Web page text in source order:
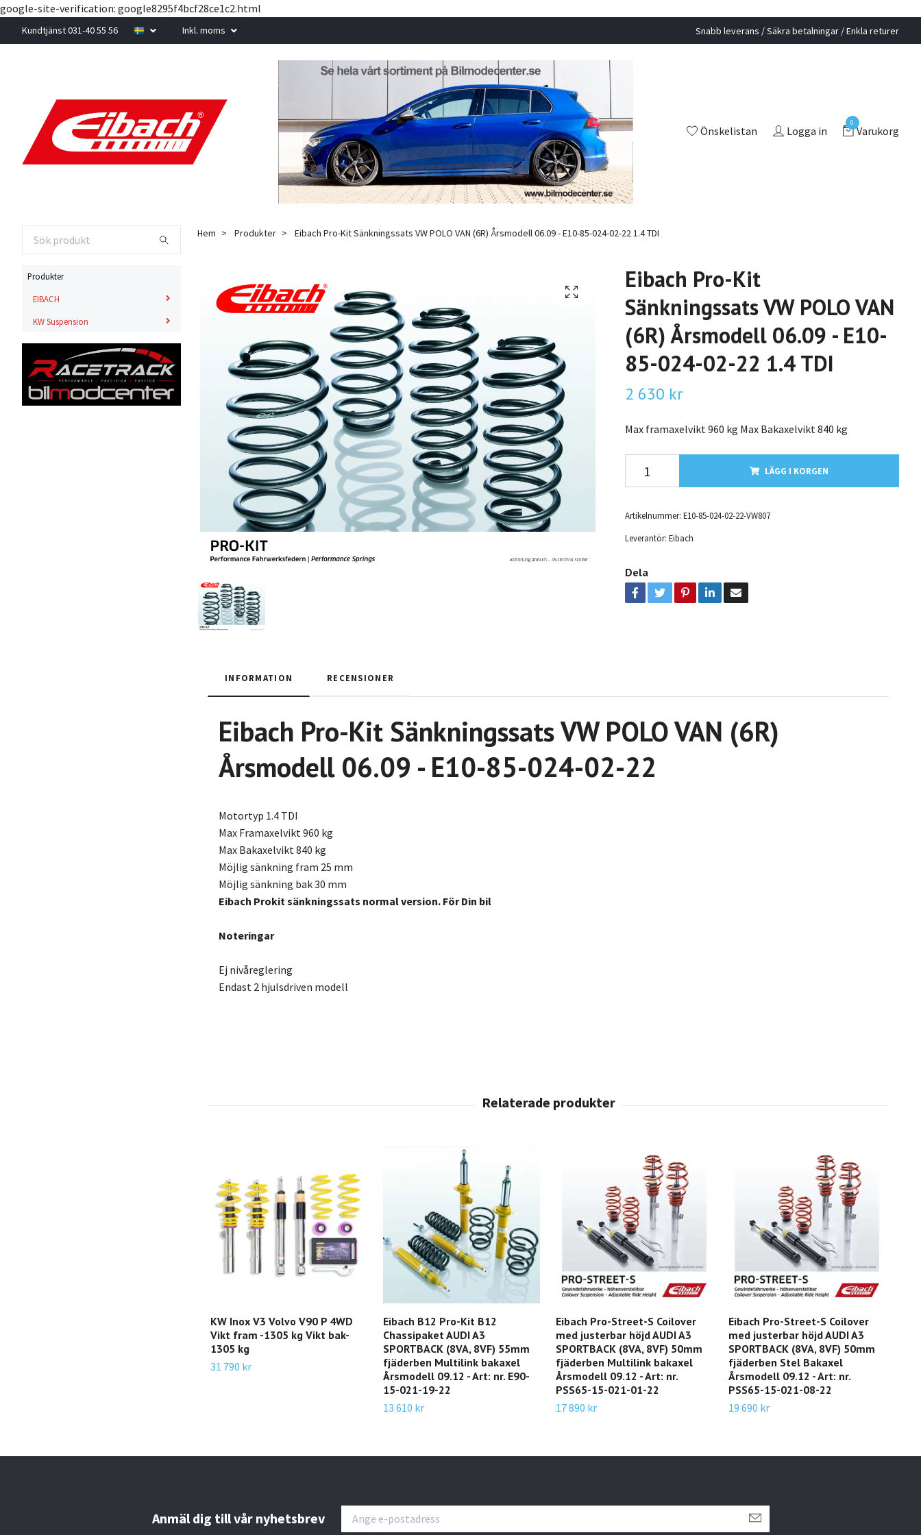
google-site-verification: google8295f4bcf28ce1c2.html
Kundtjänst 031-40 55 56 Inkl. moms Snabb leverans / Säkra betalningar / Enkla returer
Önskelistan Logga in
0
Varukorg
Produkter
EIBACH
KW Suspension
Hem Produkter Eibach Pro-Kit Sänkningssats VW POLO VAN (6R) Årsmodell 06.09 - E10-85-024-02-22 1.4 TDI
Eibach Pro-Kit
Sänkningssats VW POLO VAN
(6R) Årsmodell 06.09 - E10-
85-024-02-22 1.4 TDI
2 630 kr
Max framaxelvikt 960 kg Max Bakaxelvikt 840 kg
LÄGG I KORGEN
Artikelnummer: E10-85-024-02-22-VW807
Leverantör: Eibach
Dela
INFORMATION RECENSIONER
Eibach Pro-Kit Sänkningssats VW POLO VAN (6R)
Årsmodell 06.09 - E10-85-024-02-22
Motortyp 1.4 TDI
Max Framaxelvikt 960 kg
Max Bakaxelvikt 840 kg
Möjlig sänkning fram 25 mm
Möjlig sänkning bak 30 mm
Eibach Prokit sänkningssats normal version. För Din bil
Noteringar
Ej nivåreglering
Endast 2 hjulsdriven modell
KW Inox V3 Volvo V90 P 4WD
Vikt fram -1305 kg Vikt bak-
1305 kg
31 790 kr
Eibach B12 Pro-Kit B12
Chassipaket AUDI A3
SPORTBACK (8VA, 8VF) 55mm
fjäderben Multilink bakaxel
Årsmodell 09.12 - Art: nr. E90-
15-021-19-22
13 610 kr
Eibach Pro-Street-S Coilover
med justerbar höjd AUDI A3
SPORTBACK (8VA, 8VF) 50mm
fjäderben Multilink bakaxel
Årsmodell 09.12 - Art: nr.
PSS65-15-021-01-22
17 890 kr
Eibach Pro-Street-S Coilover
med justerbar höjd AUDI A3
SPORTBACK (8VA, 8VF) 50mm
fjäderben Stel Bakaxel
Årsmodell 09.12 - Art: nr.
PSS65-15-021-08-22
19 690 kr
Anmäl dig till vår nyhetsbrev